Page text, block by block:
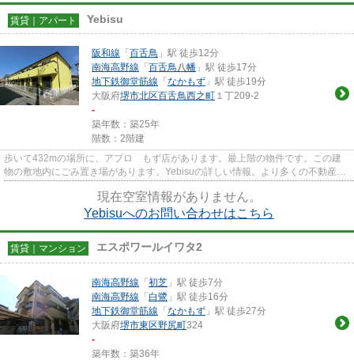
賃貸｜アパート Yebisu
阪和線 「 百舌鳥 」駅 徒歩12分
南海高野線 「 百舌鳥八幡 」駅 徒歩17分
地下鉄御堂筋線 「 なかもず 」駅 徒歩19分
大阪府堺市北区百舌鳥西之町 １丁209-2
-
築年数：築25年
階数：2階建
歩いて432mの場所に、アプロ もず店があります。最上階の物件です。この建
物の敷地内にごみ置き場があります。Yebisuの詳しい情報。より多くの不動産情
現在空室情報がありません。
Yebisuへのお問い合わせはこちら
賃貸｜マンション エスポワールイワタ2
南海高野線 「 初芝 」駅 徒歩7分
南海高野線 「 白鷺 」駅 徒歩16分
地下鉄御堂筋線 「 なかもず 」駅 徒歩27分
大阪府堺市東区野尻町324
-
築年数：築36年